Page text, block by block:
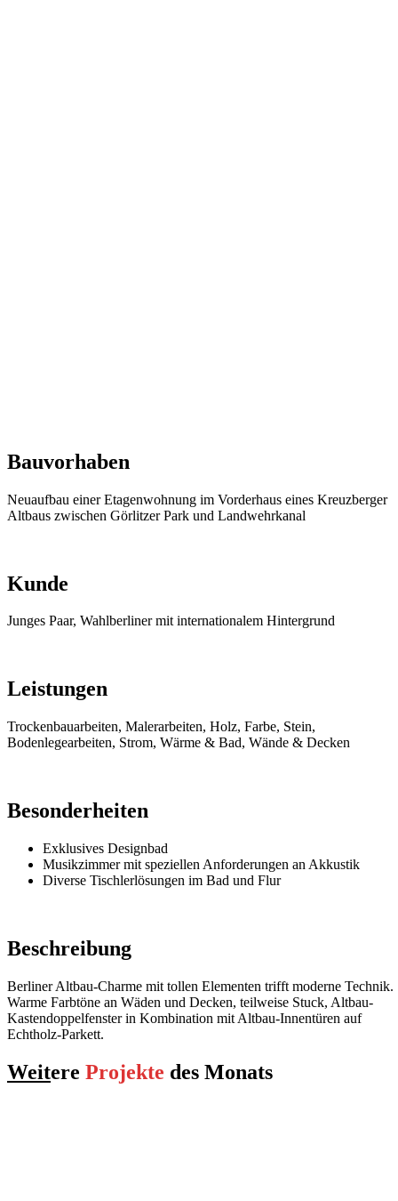
Bauvorhaben
Neuaufbau einer Etagenwohnung im Vorderhaus eines Kreuzberger
Altbaus zwischen Görlitzer Park und Landwehrkanal
Kunde
Junges Paar, Wahlberliner mit internationalem Hintergrund
Leistungen
Trockenbauarbeiten, Malerarbeiten, Holz, Farbe, Stein,
Bodenlegearbeiten, Strom, Wärme & Bad, Wände & Decken
Besonderheiten
Exklusives Designbad
Musikzimmer mit speziellen Anforderungen an Akkustik
Diverse Tischlerlösungen im Bad und Flur
Beschreibung
Berliner Altbau-Charme mit tollen Elementen trifft moderne Technik.
Warme Farbtöne an Wäden und Decken, teilweise Stuck, Altbau-
Kastendoppelfenster in Kombination mit Altbau-Innentüren auf
Echtholz-Parkett.
Weitere Projekte des Monats